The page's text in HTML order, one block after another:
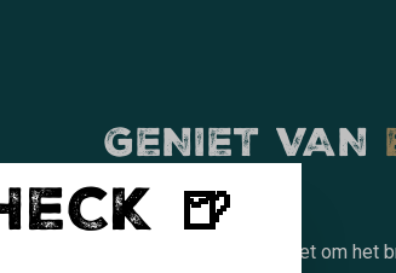
GENIET VAN
SLOKJE
Bij Moersleutel draait het om het
🍺